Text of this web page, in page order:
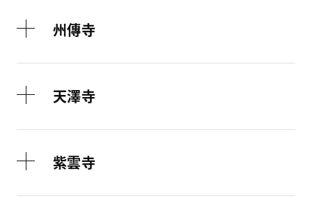
州傳寺
天澤寺
紫雲寺